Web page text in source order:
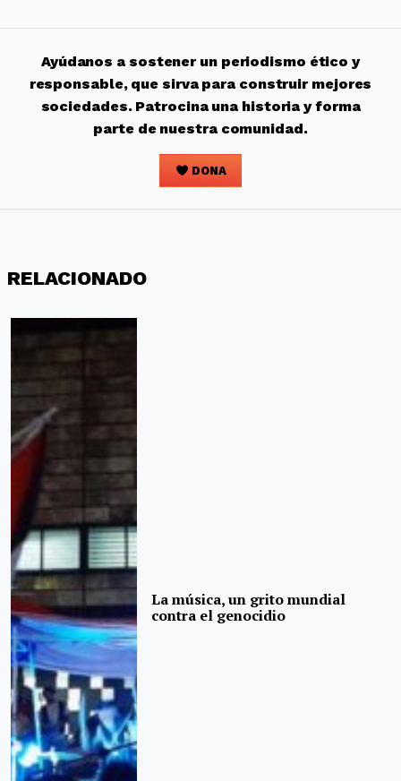
Ayúdanos a sostener un periodismo ético y
responsable, que sirva para construir mejores
sociedades. Patrocina una historia y forma
parte de nuestra comunidad.
DONA
RELACIONADO
La música, un grito mundial
contra el genocidio